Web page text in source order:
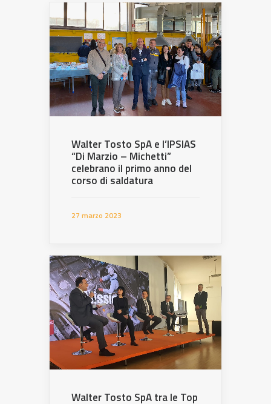
Walter Tosto SpA e l’IPSIAS
“Di Marzio – Michetti”
celebrano il primo anno del
corso di saldatura
27 marzo 2023
Walter Tosto SpA tra le Top